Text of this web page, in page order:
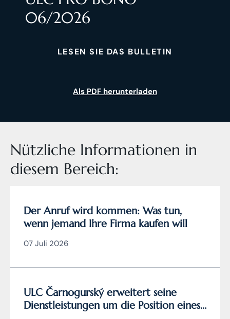
06/2026
LESEN SIE DAS BULLETIN
Als PDF herunterladen
Nützliche Informationen in
diesem Bereich:
Der Anruf wird kommen: Was tun,
wenn jemand Ihre Firma kaufen will
07 Juli 2026
ULC Čarnogurský erweitert seine
Dienstleistungen um die Position eines